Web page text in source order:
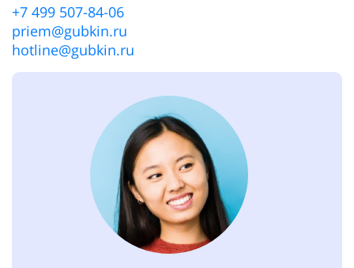
+7 499 507-84-06
priem@gubkin.ru
hotline@gubkin.ru